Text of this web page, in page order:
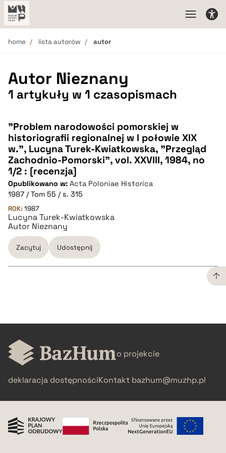
home lista autorów autor
Autor Nieznany
1 artykuły w 1 czasopismach
"Problem narodowości pomorskiej w
historiografii regionalnej w I połowie XIX
w.", Lucyna Turek-Kwiatkowska, "Przegląd
Zachodnio-Pomorski", vol. XXVIII, 1984, no
1/2 : [recenzja]
Opublikowano w: Acta Poloniae Historica
1987 / Tom 55 / s. 315
ROK: 1987
Lucyna Turek-Kwiatkowska
Autor Nieznany
Zacytuj Udostępnij
BIBTEX
pobierz cytat
o projekcie
deklaracja dostępnościKontakt bazhum@muzhp.pl